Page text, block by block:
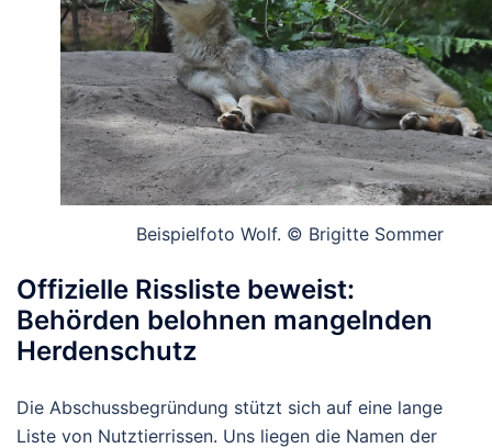
Beispielfoto Wolf. © Brigitte Sommer
Offizielle Rissliste beweist:
Behörden belohnen mangelnden
Herdenschutz
Die Abschussbegründung stützt sich auf eine lange
Liste von Nutztierrissen. Uns liegen die Namen der